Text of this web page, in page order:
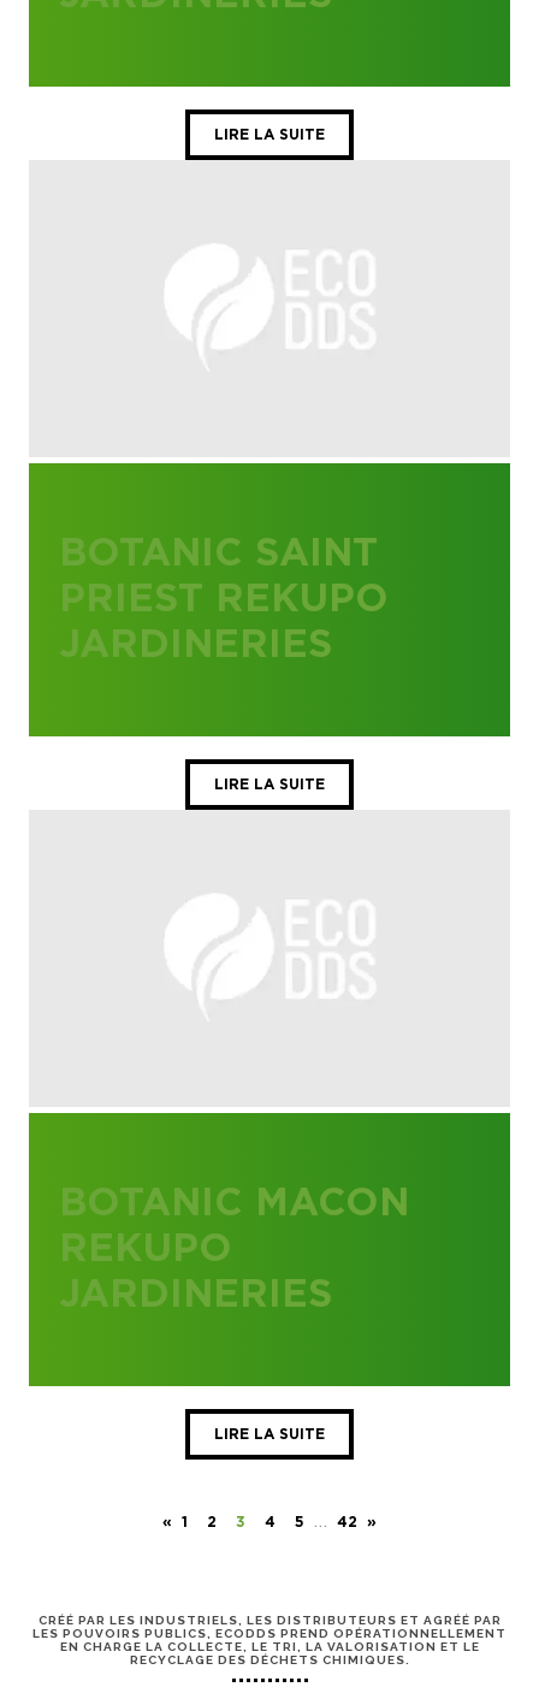
LIRE LA SUITE
BOTANIC SAINT
PRIEST REKUPO
JARDINERIES
LIRE LA SUITE
BOTANIC MACON
REKUPO
JARDINERIES
LIRE LA SUITE
« 1 2 3 4 5 42 »
CRÉÉ PAR LES INDUSTRIELS, LES DISTRIBUTEURS ET AGRÉÉ PAR
LES POUVOIRS PUBLICS, ECODDS PREND OPÉRATIONNELLEMENT
EN CHARGE LA COLLECTE, LE TRI, LA VALORISATION ET LE
RECYCLAGE DES DÉCHETS CHIMIQUES.